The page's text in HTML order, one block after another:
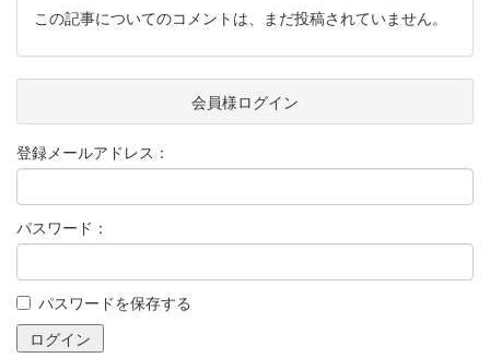
この記事についてのコメントは、まだ投稿されていません。
会員様ログイン
登録メールアドレス：
パスワード：
パスワードを保存する